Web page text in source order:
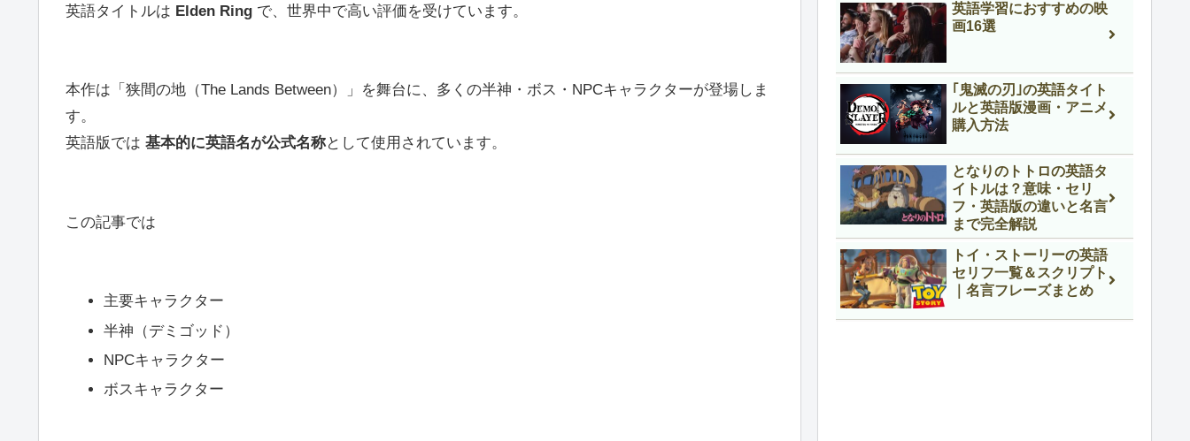
英語タイトルは Elden Ring で、世界中で高い評価を受けています。
本作は「狭間の地（The Lands Between）」を舞台に、多くの半神・ボス・NPCキャラクターが登場しま
す。
英語版では 基本的に英語名が公式名称として使用されています。
この記事では
主要キャラクター
半神（デミゴッド）
NPCキャラクター
ボスキャラクター
英語学習におすすめの映
画16選
｢鬼滅の刃｣の英語タイト
ルと英語版漫画・アニメ
購入方法
となりのトトロの英語タ
イトルは？意味・セリ
フ・英語版の違いと名言
まで完全解説
トイ・ストーリーの英語
セリフ一覧＆スクリプト
｜名言フレーズまとめ